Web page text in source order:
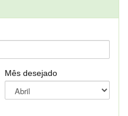
Mês desejado